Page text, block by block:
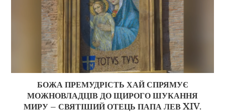
БОЖА ПРЕМУДРІСТЬ ХАЙ СПРЯМУЄ
МОЖНОВЛАДЦІВ ДО ЩИРОГО ШУКАННЯ
МИРУ – СВЯТІШИЙ ОТЕЦЬ ПАПА ЛЕВ XIV.